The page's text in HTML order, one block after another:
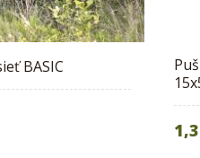
BASIC